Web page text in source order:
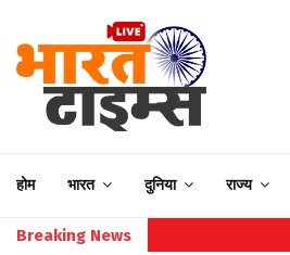
होम भारत दुनिया राज्य
Breaking News